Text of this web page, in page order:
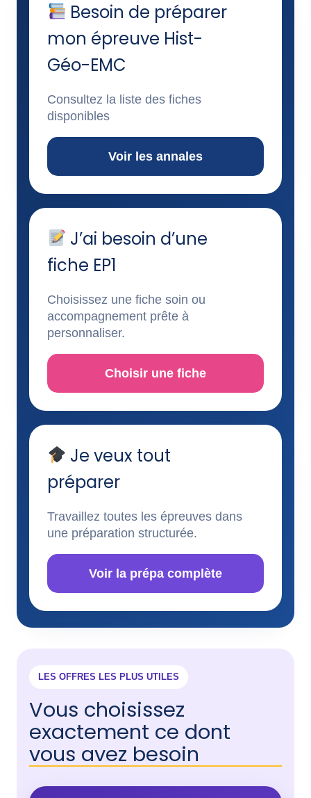
Besoin de préparer
mon épreuve Hist-
Géo-EMC
Consultez la liste des fiches
disponibles
Voir les annales
J’ai besoin d’une
fiche EP1
Choisissez une fiche soin ou
accompagnement prête à
personnaliser.
Choisir une fiche
Je veux tout
préparer
Travaillez toutes les épreuves dans
une préparation structurée.
Voir la prépa complète
LES OFFRES LES PLUS UTILES
Vous choisissez
exactement ce dont
vous avez besoin